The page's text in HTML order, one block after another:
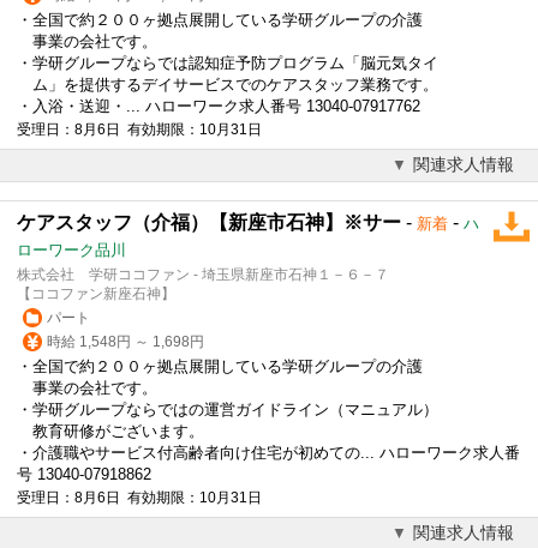
・全国で約２００ヶ拠点展開している学研グループの介護
事業の会社です。
・学研グループならでは認知症予防プログラム「脳元気タイ
ム」を提供するデイサービスでのケアスタッフ業務です。
・入浴・送迎・... ハローワーク求人番号 13040-07917762
受理日：8月6日 有効期限：10月31日
関連求人情報
ケアスタッフ（介福）【新座市石神】※サー - 新着 - ハ
ローワーク品川
株式会社 学研ココファン - 埼玉県新座市石神１－６－７
【ココファン新座石神】
パート
時給 1,548円 ～ 1,698円
・全国で約２００ヶ拠点展開している学研グループの介護
事業の会社です。
・学研グループならではの運営ガイドライン（マニュアル）
教育研修がございます。
・介護職やサービス付高齢者向け住宅が初めての... ハローワーク求人番
号 13040-07918862
受理日：8月6日 有効期限：10月31日
関連求人情報